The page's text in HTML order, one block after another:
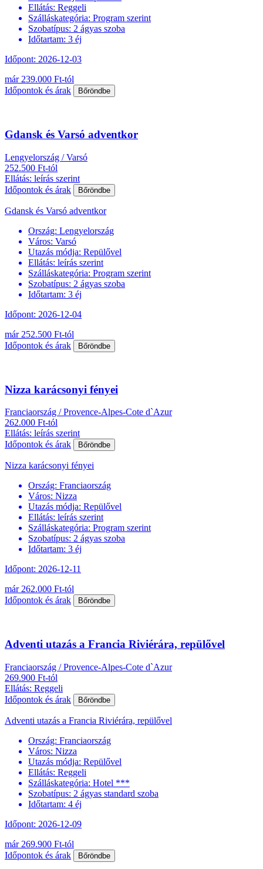
Ellátás: Reggeli
Szálláskategória: Program szerint
Szobatípus: 2 ágyas szoba
Időtartam: 3 éj
Időpont: 2026-12-03
már 239.000 Ft-tól
Időpontok és árak
Bőröndbe
Gdansk és Varsó adventkor
Lengyelország / Varsó
252.500 Ft-tól
Ellátás: leírás szerint
Időpontok és árak
Bőröndbe
Gdansk és Varsó adventkor
Ország: Lengyelország
Város: Varsó
Utazás módja: Repülővel
Ellátás: leírás szerint
Szálláskategória: Program szerint
Szobatípus: 2 ágyas szoba
Időtartam: 3 éj
Időpont: 2026-12-04
már 252.500 Ft-tól
Időpontok és árak
Bőröndbe
Nizza karácsonyi fényei
Franciaország / Provence-Alpes-Cote d`Azur
262.000 Ft-tól
Ellátás: leírás szerint
Időpontok és árak
Bőröndbe
Nizza karácsonyi fényei
Ország: Franciaország
Város: Nizza
Utazás módja: Repülővel
Ellátás: leírás szerint
Szálláskategória: Program szerint
Szobatípus: 2 ágyas szoba
Időtartam: 3 éj
Időpont: 2026-12-11
már 262.000 Ft-tól
Időpontok és árak
Bőröndbe
Adventi utazás a Francia Riviérára, repülővel
Franciaország / Provence-Alpes-Cote d`Azur
269.900 Ft-tól
Ellátás: Reggeli
Időpontok és árak
Bőröndbe
Adventi utazás a Francia Riviérára, repülővel
Ország: Franciaország
Város: Nizza
Utazás módja: Repülővel
Ellátás: Reggeli
Szálláskategória: Hotel ***
Szobatípus: 2 ágyas standard szoba
Időtartam: 4 éj
Időpont: 2026-12-09
már 269.900 Ft-tól
Időpontok és árak
Bőröndbe